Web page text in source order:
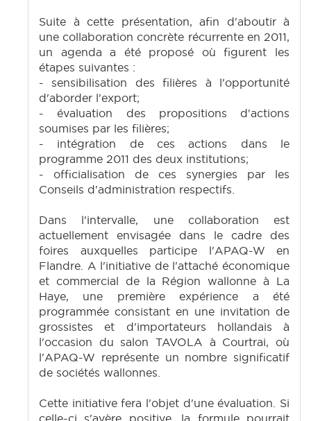
Suite à cette présentation, afin d'aboutir à
une collaboration concrète récurrente en 2011,
un agenda a été proposé où figurent les
étapes suivantes :
- sensibilisation des filières à l'opportunité
d'aborder l'export;
- évaluation des propositions d'actions
soumises par les filières;
- intégration de ces actions dans le
programme 2011 des deux institutions;
- officialisation de ces synergies par les
Conseils d'administration respectifs.
Dans l'intervalle, une collaboration est
actuellement envisagée dans le cadre des
foires auxquelles participe l'APAQ-W en
Flandre. A l'initiative de l'attaché économique
et commercial de la Région wallonne à La
Haye, une première expérience a été
programmée consistant en une invitation de
grossistes et d'importateurs hollandais à
l'occasion du salon TAVOLA à Courtrai, où
l'APAQ-W représente un nombre significatif
de sociétés wallonnes.
Cette initiative fera l'objet d'une évaluation. Si